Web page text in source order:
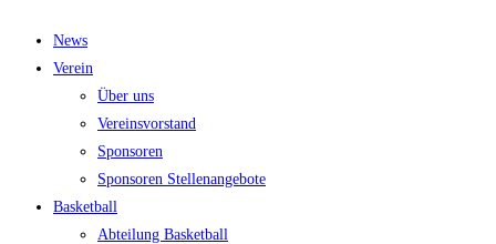
News
Ver­ein
Über uns
Ver­eins­vor­stand
Spon­so­ren
Spon­so­ren Stellenangebote
Bas­ket­ball
Abtei­lung Basketball